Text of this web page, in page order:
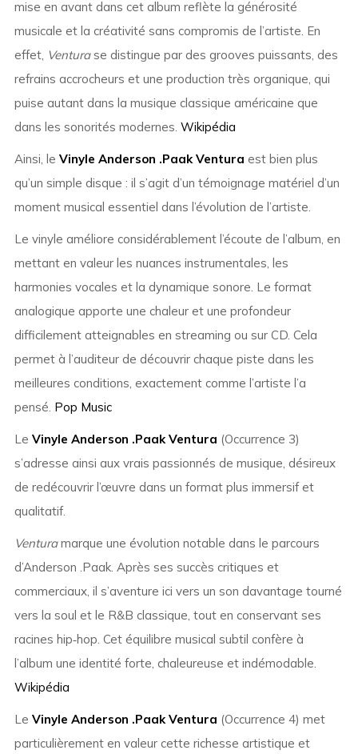
mise en avant dans cet album reflète la générosité
musicale et la créativité sans compromis de l’artiste. En
effet, Venturase distingue par des grooves puissants, des
refrains accrocheurs et une production très organique, qui
puise autant dans la musique classique américaine que
dans les sonorités modernes. Wikipédia
Ainsi, le Vinyle Anderson .Paak Ventura est bien plus
qu’un simple disque : il s’agit d’un témoignage matériel d’un
moment musical essentiel dans l’évolution de l’artiste.
Le vinyle améliore considérablement l’écoute de l’album, en
mettant en valeur les nuances instrumentales, les
harmonies vocales et la dynamique sonore. Le format
analogique apporte une chaleur et une profondeur
difficilement atteignables en streaming ou sur CD. Cela
permet à l’auditeur de découvrir chaque piste dans les
meilleures conditions, exactement comme l’artiste l’a
pensé. Pop Music
Le Vinyle Anderson .Paak Ventura (Occurrence 3)
s’adresse ainsi aux vrais passionnés de musique, désireux
de redécouvrir l’œuvre dans un format plus immersif et
qualitatif.
Venturamarque une évolution notable dans le parcours
d’Anderson .Paak. Après ses succès critiques et
commerciaux, il s’aventure ici vers un son davantage tourné
vers la soul et le R&B classique, tout en conservant ses
racines hip‑hop. Cet équilibre musical subtil confère à
l’album une identité forte, chaleureuse et indémodable.
Wikipédia
Le Vinyle Anderson .Paak Ventura (Occurrence 4) met
particulièrement en valeur cette richesse artistique et